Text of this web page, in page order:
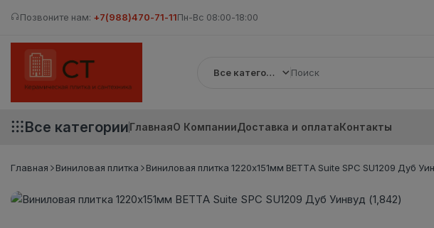
Позвоните нам: +7(988)470-71-11Пн-Вс 08:00-18:00
Все категории
Все категорииГлавнаяО КомпанииДоставка и оплатаКонтакты
Главная Виниловая плитка Виниловая плитка 1220х151мм BETTA Suite SPC SU1209 Дуб